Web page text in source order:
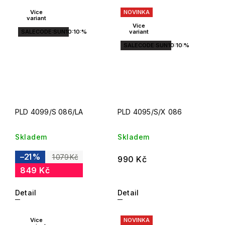
Více
variant
SALECODE:SUN10:10:%
PLD 4099/S 086/LA
Skladem
1 079 Kč
–21 %
849 Kč
Detail
NOVINKA
Více
variant
SALECODE:SUN10:10:%
PLD 4095/S/X 086
Skladem
990 Kč
Detail
Více
NOVINKA